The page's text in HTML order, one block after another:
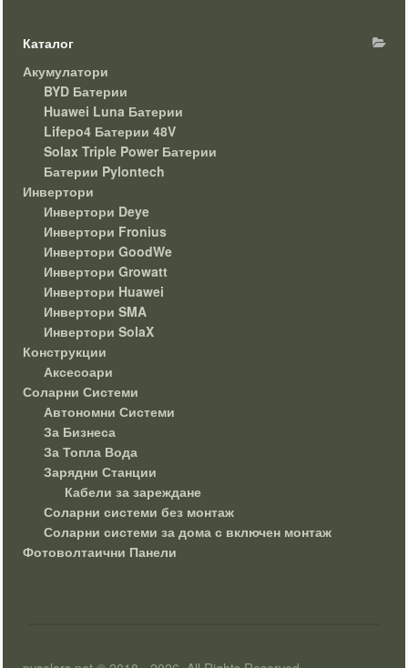
Каталог
Акумулатори
BYD Батерии
Huawei Luna Батерии
Lifepo4 Батерии 48V
Solax Triple Power Батерии
Батерии Pylontech
Инвертори
Инвертори Deye
Инвертори Fronius
Инвертори GoodWe
Инвертори Growatt
Инвертори Huawei
Инвертори SMA
Инвертори SolaX
Конструкции
Аксесоари
Соларни Системи
Автономни Системи
За Бизнеса
За Топла Вода
Зарядни Станции
Кабели за зареждане
Соларни системи без монтаж
Соларни системи за дома с включен монтаж
Фотоволтаични Панели